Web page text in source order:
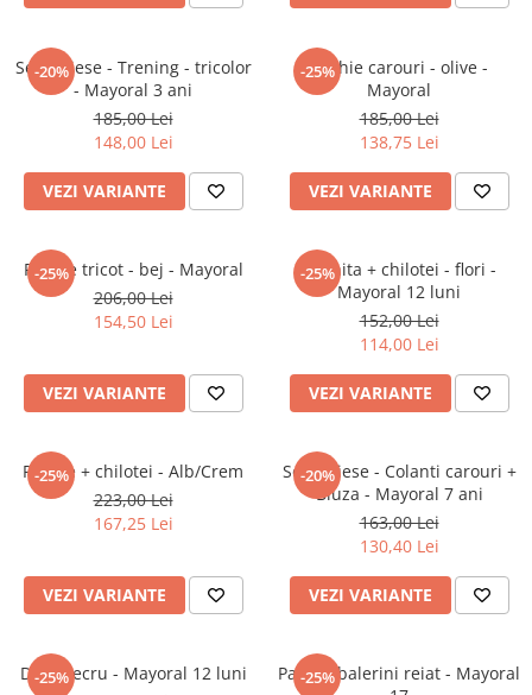
Jucarii muzicale
Jucarii pentru caini
Jucarii pentru constructii
Jucarii tematice
Masinute trenulete avioane
Papusi
Puzzle
Jucarii bebelusi
Jucarii carucior
Jucarii de baie
Jucarii de tras sau impins
Jucarii patut sau carusele
Jucarii plus pentru bebe
Jucarii zornaitoare si muzicale
Cunoasterea mediului
Experimente
-20%
Set 3 piese - Trening - tricolor
- Mayoral 3 ani
185,00 Lei
148,00 Lei
VEZI VARIANTE
-25%
Rochie carouri - olive -
Mayoral
185,00 Lei
138,75 Lei
VEZI VARIANTE
-25%
Rochie tricot - bej - Mayoral
206,00 Lei
154,50 Lei
VEZI VARIANTE
-25%
Rochita + chilotei - flori -
Mayoral 12 luni
152,00 Lei
114,00 Lei
VEZI VARIANTE
-25%
Rochie + chilotei - Alb/Crem
223,00 Lei
167,25 Lei
VEZI VARIANTE
-20%
Set 2 piese - Colanti carouri +
Bluza - Mayoral 7 ani
163,00 Lei
130,40 Lei
VEZI VARIANTE
-25%
Dres - ecru - Mayoral 12 luni
-25%
Pantofi balerini reiat - Mayoral